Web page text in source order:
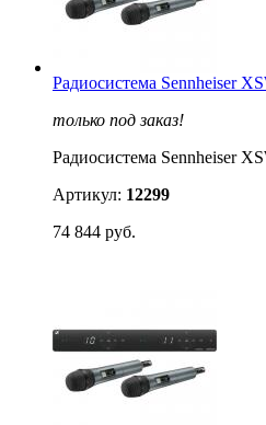
Радиосистема Sennheiser
только под заказ!
Радиосистема Sennheiser
Артикул: 12299
74 844 руб.